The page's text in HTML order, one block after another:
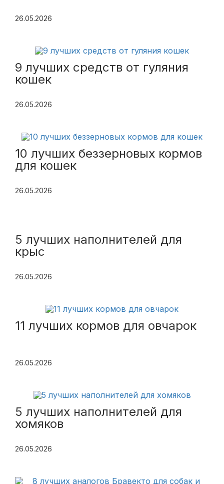
26.05.2026
9 лучших средств от гуляния
кошек
26.05.2026
10 лучших беззерновых кормов
для кошек
26.05.2026
5 лучших наполнителей для
крыс
26.05.2026
11 лучших кормов для овчарок
26.05.2026
5 лучших наполнителей для
хомяков
26.05.2026